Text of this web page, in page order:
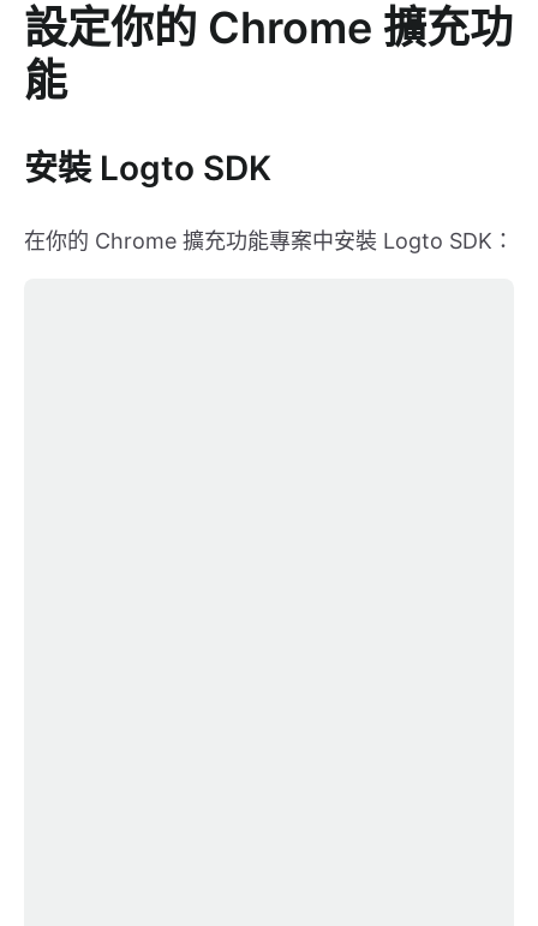
設定你的 Chrome 擴充功
能
安裝 Logto SDK
在你的 Chrome 擴充功能專案中安裝 Logto SDK：